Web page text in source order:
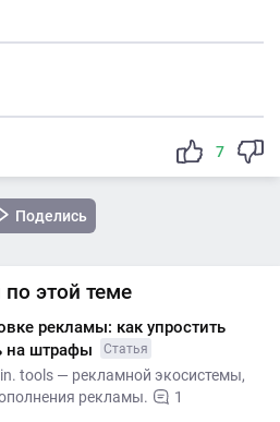
7
Поделись
по этой теме
рекламы: как упростить
на штрафы
Статья
tools — рекламной экосистемы,
рекламы.
1